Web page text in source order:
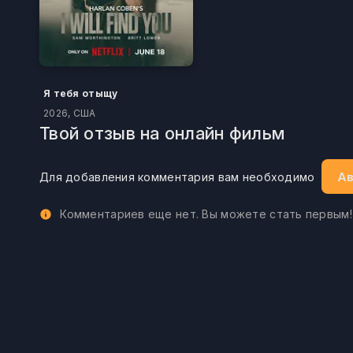
Я тебя отыщу
2026, США
Твой отзыв на онлайн фильм
Для добавления комментария вам необходимо
Комментариев еще нет. Вы можете стать первым!